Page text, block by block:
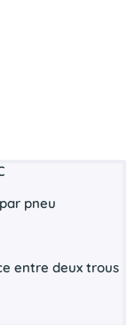
pneu
entre deux trous